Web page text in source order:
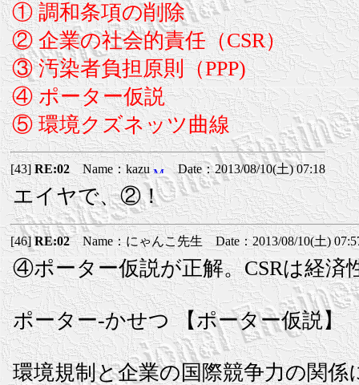
① 調和条項の削除
② 企業の社会的責任（CSR）
③ 汚染者負担原則（PPP)
④ ポーター仮説
⑤ 環境クズネッツ曲線
[43] RE:02Name：kazu Date：2013/08/10(土) 07:18
エイヤで、②！
[46]RE:02Name：にゃんこ先生 Date：2013/08/10(土)
④ポーター仮説が正解。CSRは経済
ポーター‐かせつ 【ポーター仮説】
環境規制と企業の国際競争力の関係